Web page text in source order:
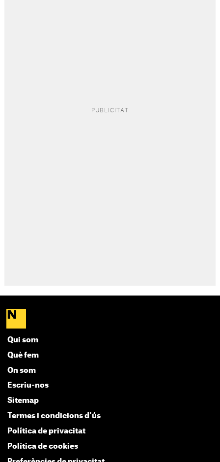
Qui som
Què fem
On som
Escriu-nos
Sitemap
Termes i condicions d'ús
Política de privacitat
Política de cookies